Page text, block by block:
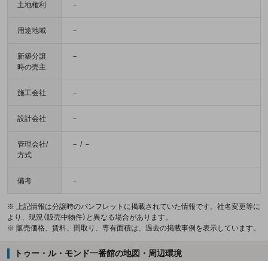
土地権利 －
用途地域 －
新築分譲
時の売主
－
施工会社 －
設計会社 －
管理会社/
方式
－ / －
備考 －
※ 上記情報は分譲時のパンフレットに掲載されていた情報です。社名変更等に
より、現況（販売中物件）と異なる場合があります。
※ 販売価格、賃料、間取り、専有面積は、過去の掲載事例を表示しています。
トゥー・ル・モンド一番館の地図・周辺環境